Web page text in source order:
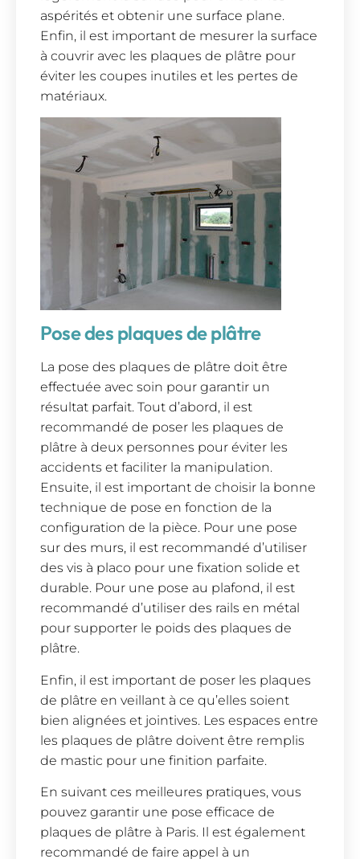
aspérités et obtenir une surface plane.
Enfin, il est important de mesurer la surface
à couvrir avec les plaques de plâtre pour
éviter les coupes inutiles et les pertes de
matériaux.
Pose des plaques de plâtre
La pose des plaques de plâtre doit être
effectuée avec soin pour garantir un
résultat parfait. Tout d’abord, il est
recommandé de poser les plaques de
plâtre à deux personnes pour éviter les
accidents et faciliter la manipulation.
Ensuite, il est important de choisir la bonne
technique de pose en fonction de la
configuration de la pièce. Pour une pose
sur des murs, il est recommandé d’utiliser
des vis à placo pour une fixation solide et
durable. Pour une pose au plafond, il est
recommandé d’utiliser des rails en métal
pour supporter le poids des plaques de
plâtre.
Enfin, il est important de poser les plaques
de plâtre en veillant à ce qu’elles soient
bien alignées et jointives. Les espaces entre
les plaques de plâtre doivent être remplis
de mastic pour une finition parfaite.
En suivant ces meilleures pratiques, vous
pouvez garantir une pose efficace de
plaques de plâtre à Paris. Il est également
recommandé de faire appel à un